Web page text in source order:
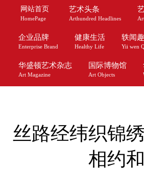
网站首页
HomePage
艺术头条
Arthundred Headlines
企业品牌
Enterprise Brand
健康生活
Healthy Life
轶闻
Yii wen
华盛顿艺术杂志
Art Magazine
国际博物馆
Art Objects
丝路经纬织锦
相约